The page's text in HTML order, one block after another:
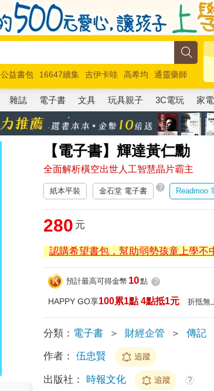
公益書包 16647續集 吉伊卡哇 高希均
通靈藥師
馬斯克 玩具總動員5 超慢跑
雜誌 電子書 文具 玩具親子 3C電玩 家電
【電子書】輝達黃仁勳
全面解析橫空出世人工智慧晶片霸主
紙本平裝 金石堂 電子書 ? Readmoo
280 元
認購希望書包，幫助弱勢孩童上學不
預計最高可得金幣 10點 ?
HAPPY GO享100累1點 4點抵1元 折抵無
分類： 電子書 ＞ 財經企管 ＞ 傳記
作者： 伍忠賢 追蹤
出版社： 時報文化 追蹤 ?